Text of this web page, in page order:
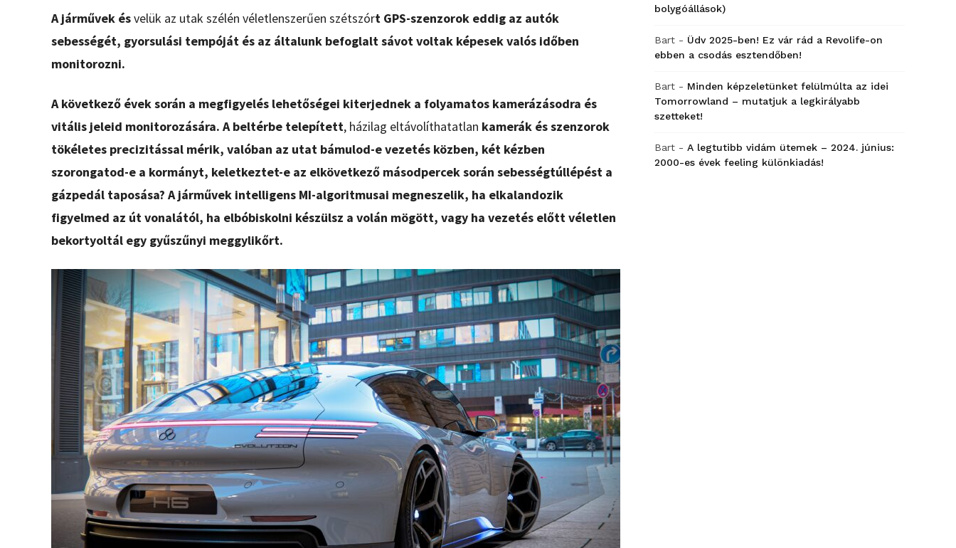
A járművek ésvelük az utak szélén véletlenszerűen szétszórt GPS-szenzorok eddig az autók
sebességét, gyorsulási tempóját és az általunk befoglalt sávot voltak képesek valós időben
monitorozni.
A következő évek során a megfigyelés lehetőségei kiterjednek a folyamatos kamerázásodra és
vitális jeleid monitorozására. A beltérbe telepített, házilag eltávolíthatatlan kamerák és szenzorok
tökéletes precizitással mérik, valóban az utat bámulod-e vezetés közben, két kézben
szorongatod-e a kormányt, keletkeztet-e az elkövetkező másodpercek során sebességtúllépést a
gázpedál taposása? A járművek intelligens MI-algoritmusai megneszelik, ha elkalandozik
figyelmed az út vonalától, ha elbóbiskolni készülsz a volán mögött, vagy ha vezetés előtt véletlen
bekortyoltál egy gyűszűnyi meggylikőrt.
bolygóállások)
Bart - Üdv 2025-ben! Ez vár rád a Revolife-on
ebben a csodás esztendőben!
Bart - Minden képzeletünket felülmúlta az idei
Tomorrowland – mutatjuk a legkirályabb
szetteket!
Bart - A legtutibb vidám ütemek – 2024. június:
2000-es évek feeling különkiadás!